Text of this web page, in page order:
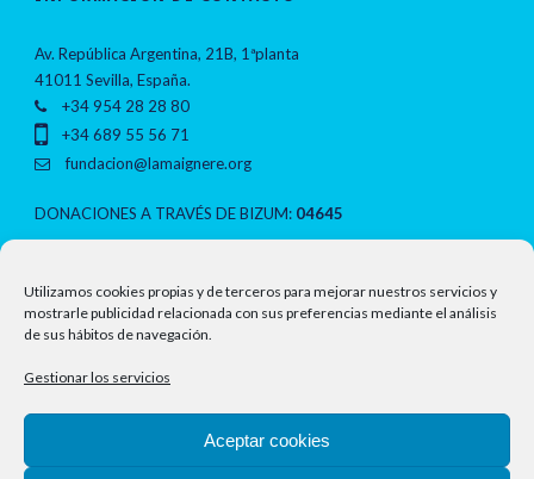
Utilizamos cookies propias y de terceros para mejorar nuestros servicios y
mostrarle publicidad relacionada con sus preferencias mediante el análisis
de sus hábitos de navegación.
Gestionar los servicios
Aceptar cookies
Av. República Argentina, 21B, 1ªplanta
41011 Sevilla, España.
+34 954 28 28 80
+34 689 55 56 71
fundacion@lamaignere.org
DONACIONES A TRAVÉS DE BIZUM: 04645
NOTAS LEGALES
Política de privacidad